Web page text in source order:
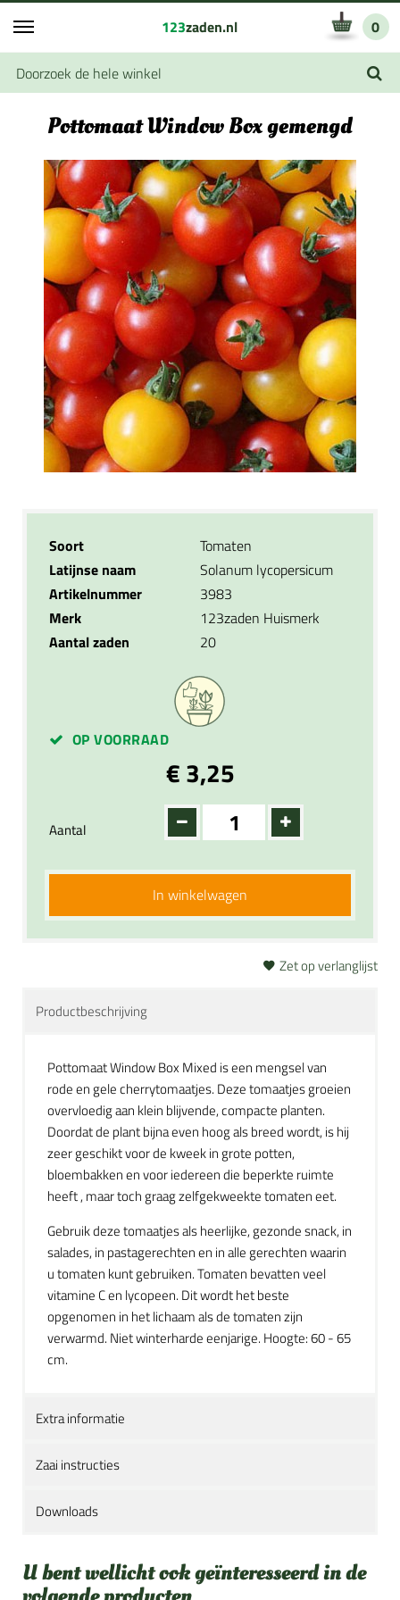
123zaden.nl 0
Pottomaat Window Box gemengd
Soort
Tomaten
Latijnse naam
Solanum lycopersicum
Artikelnummer
3983
Merk
123zaden Huismerk
Aantal zaden
20
OP VOORRAAD
€ 3,25
Aantal
In winkelwagen
Zet op verlanglijst
Productbeschrijving
Pottomaat Window Box Mixed is een mengsel van
rode en gele cherrytomaatjes. Deze tomaatjes groeien
overvloedig aan klein blijvende, compacte planten.
Doordat de plant bijna even hoog als breed wordt, is hij
zeer geschikt voor de kweek in grote potten,
bloembakken en voor iedereen die beperkte ruimte
heeft , maar toch graag zelfgekweekte tomaten eet.
Gebruik deze tomaatjes als heerlijke, gezonde snack, in
salades, in pastagerechten en in alle gerechten waarin
u tomaten kunt gebruiken. Tomaten bevatten veel
vitamine C en lycopeen. Dit wordt het beste
opgenomen in het lichaam als de tomaten zijn
verwarmd. Niet winterharde eenjarige. Hoogte: 60 - 65
cm.
Extra informatie
Zaai instructies
Downloads
U bent wellicht ook geïnteresseerd in de